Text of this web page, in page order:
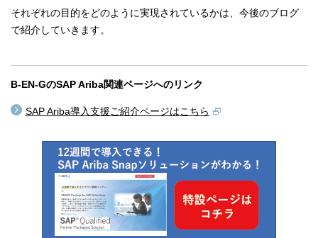
それぞれの目的をどのように実現されているかは、今後のブログ
で紹介していきます。
B-EN-GのSAP Ariba関連ページへのリンク
SAP Ariba導入支援ご紹介ページはこちら